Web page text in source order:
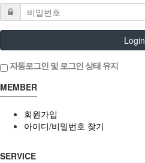
Login
자동로그인 및 로그인 상태 유지
MEMBER
회원가입
아이디/비밀번호 찾기
SERVICE